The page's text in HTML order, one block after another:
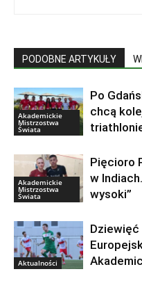
PODOBNE ARTYKUŁY
Akademickie
Mistrzostwa
Świata
Po
chcą
Akademickie
Mistrzostwa
Świata
Pięcioro
w
wysoki”
Aktualności
Dziewięć